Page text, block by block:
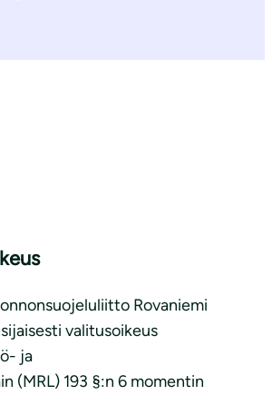
Rovaniemi
valitusoikeus
ja
(MRL) 193 §:n 6 momentin